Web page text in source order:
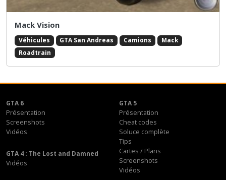
Mack Vision
Véhicules GTA San Andreas Camions
Mack
Roadtrain
GTA 6
Présentation
Screenshots
Vidéos
GTA 5
Présentation
Cheat codes
Soluce complète
Tips
Cartes / Plans
Screenshots
Vidéos
GTA 4 : The Lost and Damned
Vidéos